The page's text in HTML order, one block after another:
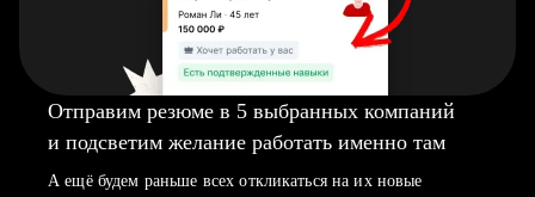
Отправим резюме в 5 выбранных компаний
и подсветим желание работать именно там
А ещё будем раньше всех откликаться на их новые